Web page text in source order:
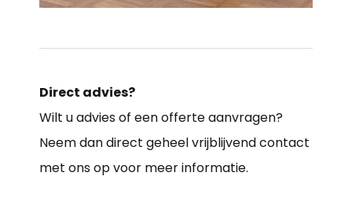
Direct advies?
Wilt u advies of een offerte aanvragen?
Neem dan direct geheel vrijblijvend contact
met ons op voor meer informatie.